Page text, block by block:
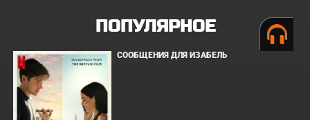
ПОПУЛЯРНОЕ
СООБЩЕНИЯ ДЛЯ ИЗАБЕЛЬ